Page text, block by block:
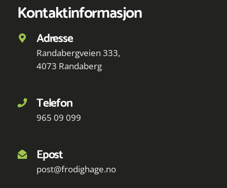
Kontaktinformasjon
Adresse
Randabergveien 333,
4073 Randaberg
Telefon
965 09 099
Epost
post@frodighage.no